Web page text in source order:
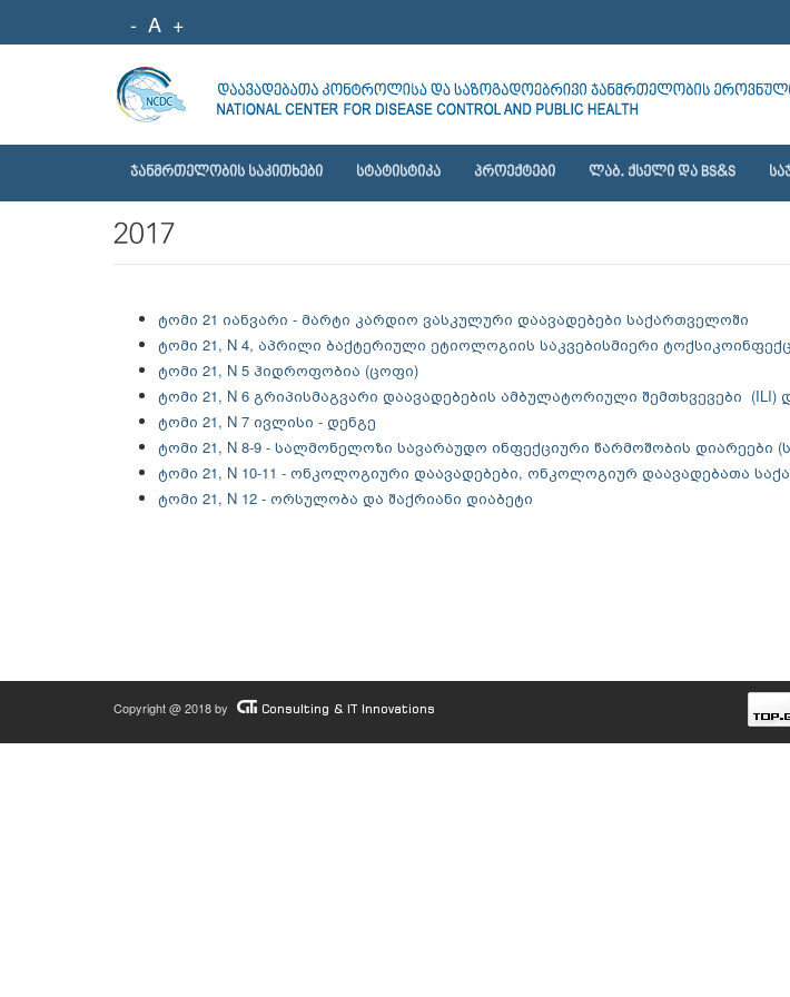
- A +
ᲯᲐᲜᲛᲠᲗᲔᲚᲝᲑᲘᲡ ᲡᲐᲙᲘᲗᲮᲔᲑᲘ ᲡᲢᲐᲢᲘᲡᲢᲘᲙᲐ ᲞᲠᲝᲔᲥᲢᲔᲑᲘ ᲚᲐᲑ. ᲥᲡᲔᲚᲘ ᲓᲐ BS&S
2017
ტომი 21 იანვარი - მარტი კარდიო ვასკულური დაავადებები საქართველოში
ტომი 21, N 4, აპრილი ბაქტერიული ეტიოლოგიის საკვებისმიერი
ტომი 21, N 5 ჰიდროფობია (ცოფი)
ტომი 21, N 6 გრიპისმაგვარი დაავადებების ამბულატორიული შემთხვევები (ILI)
ტომი 21, N 7 ივლისი - დენგე
ტომი 21, N 8-9 - სალმონელოზი სავარაუდო ინფექციური წარმოშობის დიარეები
ტომი 21, N 10-11 - ონკოლოგიური დაავადებები, ონკოლოგიურ დაავადებათა
ტომი 21, N 12 - ორსულობა და შაქრიანი დიაბეტი
Copyright @ 2018 by Consulting & IT Innovations